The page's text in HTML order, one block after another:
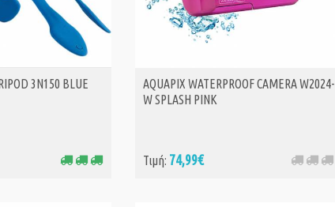
3N150 BLUE
AQUAPIX WATERPROOF CAMERA W2024-
W SPLASH PINK
Τιμή: 74,99€